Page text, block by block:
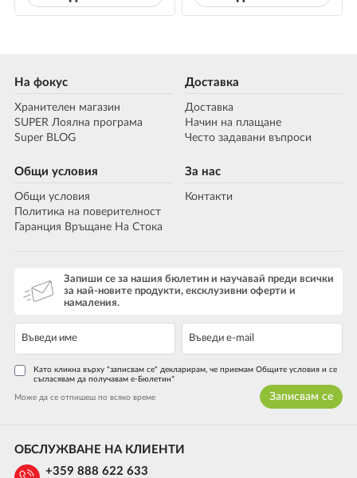
На фокус
Хранителен магазин
SUPER Лоялна програма
Super BLOG
Доставка
Доставка
Начин на плащане
Често задавани въпроси
Общи условия
Общи условия
Политика на поверителност
Гаранция Връщане На Стока
За нас
Контакти
Запиши се за нашия бюлетин и научавай преди всички
за най-новите продукти, ексклузивни оферти и
намаления.
Като кликна върху "записвам се" декларирам, че приемам Общите условия и се
съгласявам да получавам е-Бюлетин*
Може да се отпишеш по всяко време Записвам се
ОБСЛУЖВАНЕ НА КЛИЕНТИ
+359 888 622 633